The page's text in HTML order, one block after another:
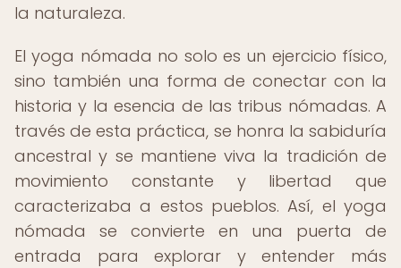
la naturaleza.
El yoga nómada no solo es un ejercicio físico,
sino también una forma de conectar con la
historia y la esencia de las tribus nómadas. A
través de esta práctica, se honra la sabiduría
ancestral y se mantiene viva la tradición de
movimiento constante y libertad que
caracterizaba a estos pueblos. Así, el yoga
nómada se convierte en una puerta de
entrada para explorar y entender más